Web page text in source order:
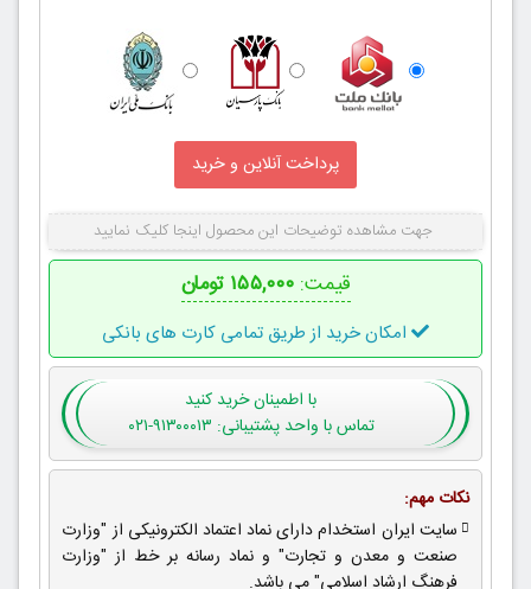
جهت مشاهده توضیحات این محصول اینجا کلیک نمایید
قیمت:۱۵۵,۰۰۰ تومان
امکان خرید از طریق تمامی کارت های بانکی
با اطمینانخرید کنید
تماس با واحد پشتیبانی: ۹۱۳۰۰۰۱۳-۰۲۱
نکات مهم:
سایت ایران استخدام دارای نماد اعتماد الکترونیکی از "وزارت
صنعت و معدن و تجارت" و نماد رسانه بر خط از "وزارت